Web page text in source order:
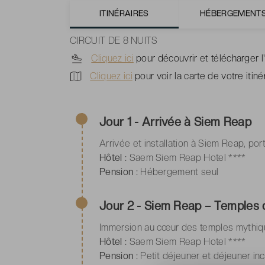
ITINÉRAIRES
POSSIBLE.
CIRCUIT DE 8 NUITS
Cliquez ici pour découvrir et télécharger
Cliquez ici pour voir la carte de votre
Jour 1 - Arrivée à Siem Reap
Arrivée et installation à Siem Reap,
Hôtel : Saem Siem Reap Hotel ****
Pension : Hébergement seul
Jour 2 - Siem Reap – Temples
Immersion au cœur des temples
Hôtel : Saem Siem Reap Hotel ****
Pension : Petit déjeuner et déjeuner